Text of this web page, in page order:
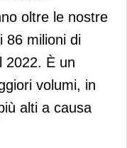
oltre le nostre
86 milioni di
2022. È un
volumi, in
alti a causa